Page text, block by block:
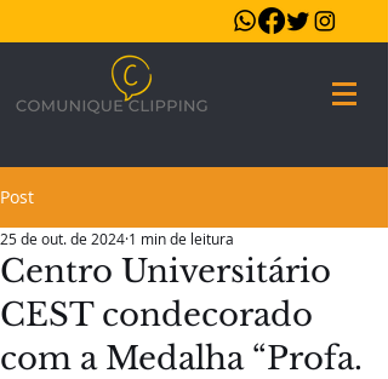
Post
Centro Universitário
CEST condecorado
com a Medalha “Profa.
25 de out. de 2024 1 min de leitura